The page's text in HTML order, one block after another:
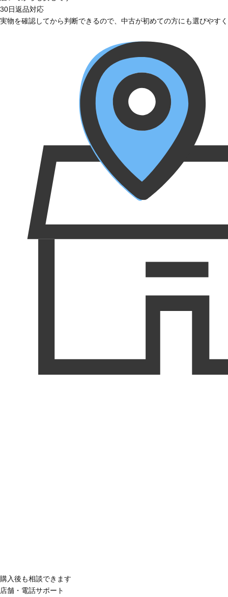
30日返品対応
実物を確認してから判断できるので、中古が初めての方にも選びやす
購入後も相談できます
店舗・電話サポート